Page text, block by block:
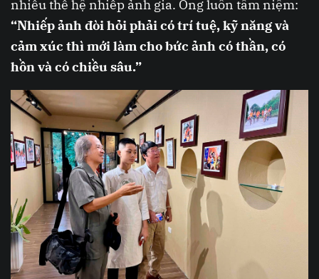
nhiều thế hệ nhiếp ảnh gia. Ông luôn tâm niệm:
“Nhiếp ảnh đòi hỏi phải có trí tuệ, kỹ năng và
cảm xúc thì mới làm cho bức ảnh có thần, có
hồn và có chiều sâu.”